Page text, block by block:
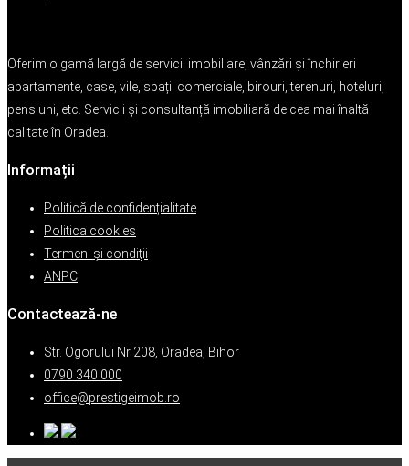
Oferim o gamă largă de servicii imobiliare, vânzări și închirieri
apartamente, case, vile, spații comerciale, birouri, terenuri, hoteluri,
pensiuni, etc. Servicii și consultanță imobiliară de cea mai înaltă
calitate în Oradea.
Informații
Politică de confidențialitate
Politica cookies
Termeni şi condiţii
ANPC
Contactează-ne
Str. Ogorului Nr 208, Oradea, Bihor
0790 340 000
office@prestigeimob.ro